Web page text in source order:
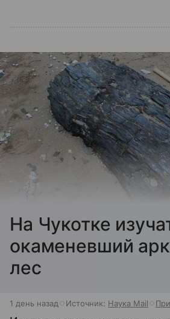
На Чукотке
окаменевший
лес
1 день назад Источник: Наука Mail